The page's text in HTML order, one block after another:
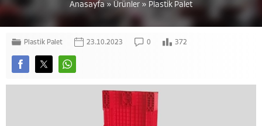
Anasayfa» Ürünler » Plastik Palet
Plastik Palet 23.10.2023 0 372